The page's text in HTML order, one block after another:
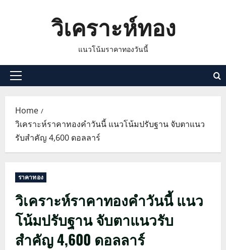
วิเคราะห์ทอง
แนวโน้มราคาทองวันนี้
Primary
Home
วิเคราะห์ราคาทองคำวันนี้ แนวโน้มปรับฐาน จับตาแนว
รับสำคัญ 4,600 ดอลลาร์
ราคาทอง
วิเคราะห์ราคาทองคำวันนี้ แนว
โน้มปรับฐาน จับตาแนวรับ
สำคัญ 4,600 ดอลลาร์